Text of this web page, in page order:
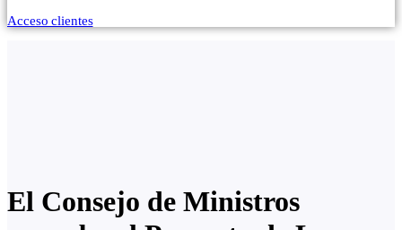
Acceso clientes
El Consejo de Ministros